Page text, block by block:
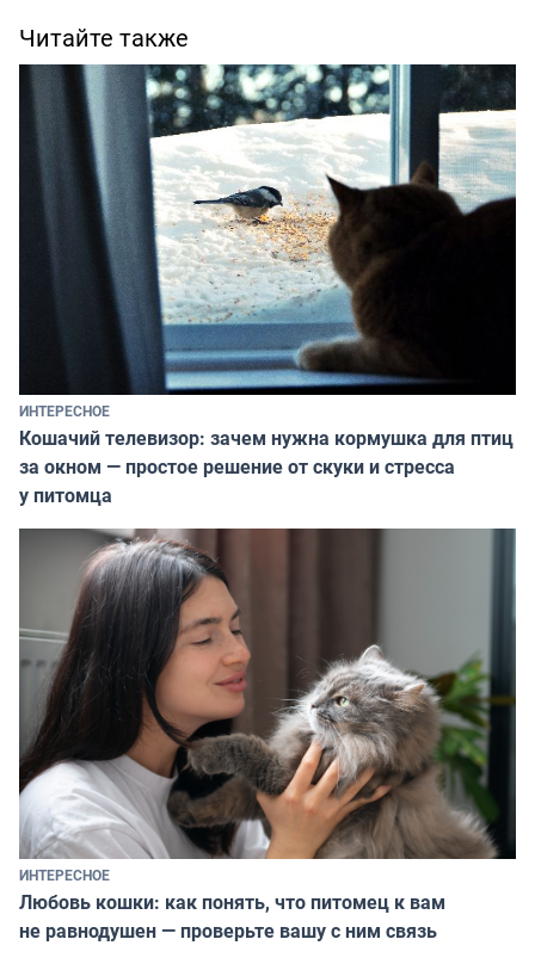
Читайте также
ИНТЕРЕСНОЕ
Кошачий телевизор: зачем нужна кормушка для птиц
за окном — простое решение от скуки и стресса
у питомца
ИНТЕРЕСНОЕ
Любовь кошки: как понять, что питомец к вам
не равнодушен — проверьте вашу с ним связь